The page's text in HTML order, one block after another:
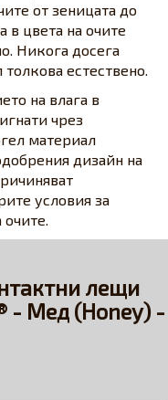
от зеницата до
в цвета на очите
Никога досега
естествено.
на влага в
чрез
материал
дизайн на
условия за
лещи
- Мед (Honey) -